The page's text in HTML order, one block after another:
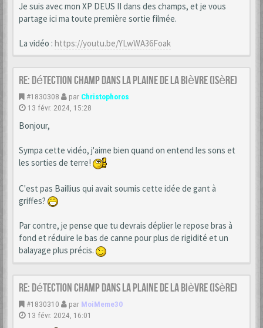
Je suis avec mon XP DEUS II dans des champs, et je vous
partage ici ma toute première sortie filmée.
La vidéo : https://youtu.be/YLwWA36Foak
Re: Détection champ dans la Plaine de la Bièvre (Isère)
#1830308 par Christophoros
13 févr. 2024, 15:28
Bonjour,
Sympa cette vidéo, j'aime bien quand on entend les sons et
les sorties de terre!
C'est pas Baillius qui avait soumis cette idée de gant à
griffes?
Par contre, je pense que tu devrais déplier le repose bras à
fond et réduire le bas de canne pour plus de rigidité et un
balayage plus précis.
Re: Détection champ dans la Plaine de la Bièvre (Isère)
#1830310 par MoiMeme30
13 févr. 2024, 16:01